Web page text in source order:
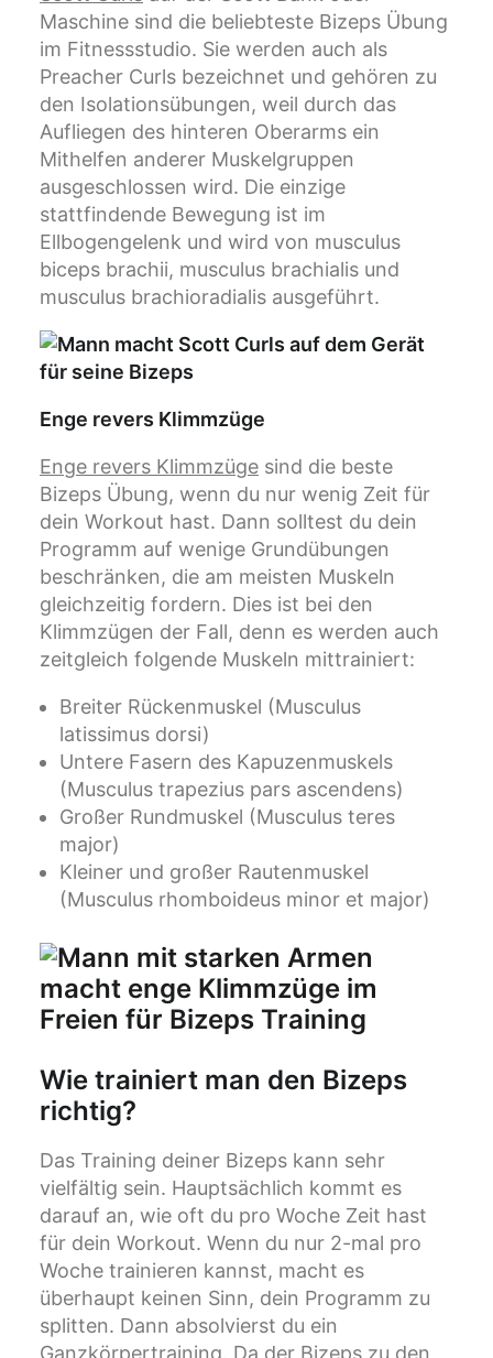
Maschine sind die beliebteste Bizeps Übung
im Fitnessstudio. Sie werden auch als
Preacher Curls bezeichnet und gehören zu
den Isolationsübungen, weil durch das
Aufliegen des hinteren Oberarms ein
Mithelfen anderer Muskelgruppen
ausgeschlossen wird. Die einzige
stattfindende Bewegung ist im
Ellbogengelenk und wird von musculus
biceps brachii, musculus brachialis und
musculus brachioradialis ausgeführt.
Enge revers Klimmzüge
Enge revers Klimmzüge sind die beste
Bizeps Übung, wenn du nur wenig Zeit für
dein Workout hast. Dann solltest du dein
Programm auf wenige Grundübungen
beschränken, die am meisten Muskeln
gleichzeitig fordern. Dies ist bei den
Klimmzügen der Fall, denn es werden auch
zeitgleich folgende Muskeln mittrainiert:
Breiter Rückenmuskel (Musculus
latissimus dorsi)
Untere Fasern des Kapuzenmuskels
(Musculus trapezius pars ascendens)
Großer Rundmuskel (Musculus teres
major)
Kleiner und großer Rautenmuskel
(Musculus rhomboideus minor et major)
Wie trainiert man den Bizeps
richtig?
Das Training deiner Bizeps kann sehr
vielfältig sein. Hauptsächlich kommt es
darauf an, wie oft du pro Woche Zeit hast
für dein Workout. Wenn du nur 2-mal pro
Woche trainieren kannst, macht es
überhaupt keinen Sinn, dein Programm zu
splitten. Dann absolvierst du ein